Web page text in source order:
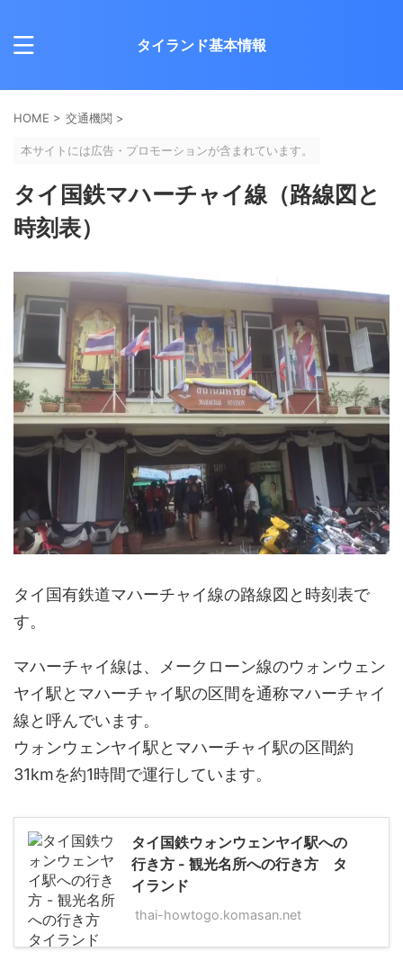
タイランド基本情報
HOME > 交通機関 >
本サイトには広告・プロモーションが含まれています。
タイ国鉄マハーチャイ線（路線図と
時刻表）
タイ国有鉄道マハーチャイ線の路線図と時刻表で
す。
マハーチャイ線は、メークローン線のウォンウェン
ヤイ駅とマハーチャイ駅の区間を通称マハーチャイ
線と呼んでいます。
ウォンウェンヤイ駅とマハーチャイ駅の区間約
31kmを約1時間で運行しています。
タイ国鉄ウォンウェンヤイ駅への
行き方 - 観光名所への行き方 タ
イランド
thai-howtogo.komasan.net